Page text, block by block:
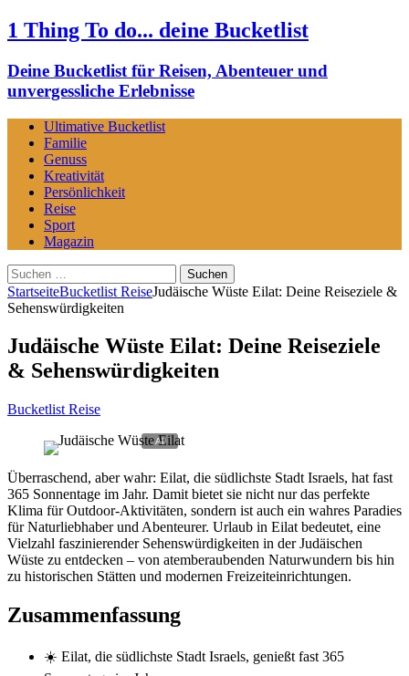
1 Thing To do... deine Bucketlist
Deine Bucketlist für Reisen, Abenteuer und
unvergessliche Erlebnisse
Ultimative Bucketlist
Familie
Genuss
Kreativität
Persönlichkeit
Reise
Sport
Magazin
Suchen
nach:
StartseiteBucketlist ReiseJudäische Wüste Eilat: Deine Reiseziele &
Sehenswürdigkeiten
Judäische Wüste Eilat: Deine Reiseziele
& Sehenswürdigkeiten
Bucketlist Reise
Überraschend, aber wahr: Eilat, die südlichste Stadt Israels, hat fast
365 Sonnentage im Jahr. Damit bietet sie nicht nur das perfekte
Klima für Outdoor-Aktivitäten, sondern ist auch ein wahres Paradies
für Naturliebhaber und Abenteurer. Urlaub in Eilat bedeutet, eine
Vielzahl faszinierender Sehenswürdigkeiten in der Judäischen
Wüste zu entdecken – von atemberaubenden Naturwundern bis hin
zu historischen Stätten und modernen Freizeiteinrichtungen.
Zusammenfassung
☀️ Eilat, die südlichste Stadt Israels, genießt fast 365